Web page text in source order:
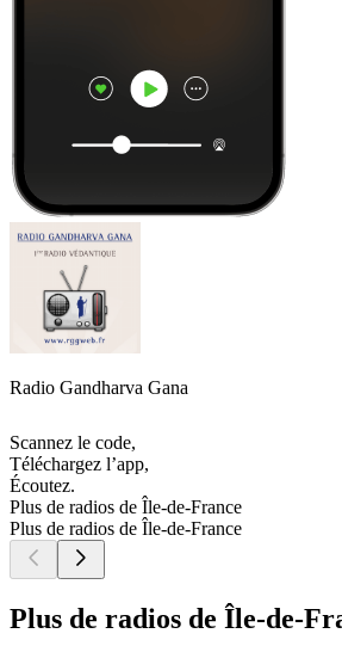
Radio Gandharva Gana
Scannez le code,
Téléchargez l’app,
Écoutez.
Plus de radios de Île-de-France
Plus de radios de Île-de-France
Plus de radios de Île-de-